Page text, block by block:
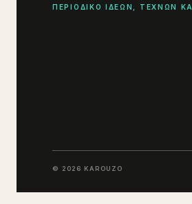
ΠΕΡΙΟΔΙΚΟ ΙΔΕΩΝ, ΤΕΧΝΩΝ
© 2026 KAROUZO